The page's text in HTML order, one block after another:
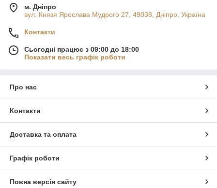
м. Дніпро
вул. Князя Ярослава Мудрого 27, 49038, Дніпро, Україна
Контакти
Сьогодні працює з 09:00 до 18:00
Показати весь графік роботи
Про нас
Контакти
Доставка та оплата
Графік роботи
Повна версія сайту